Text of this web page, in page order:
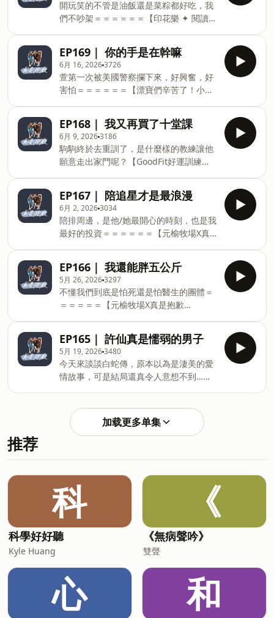
by Fi
by Firstory Hosting
能款、差旅款(適用13/14吋筆電)／15吋差
旅款(適用15/16吋筆電)🏷️ 專屬優惠 輸入
折扣碼【sorry3c】(全小寫) 閱讀科技收納
選品任選2件 享9折優惠 優惠期限：即日
起至 2026/7/2🔗 購買連結：
https://url.inblooom.com/ZAN64＝＝＝
＝＝＝【漂寶們辛苦了！小額贊助來疼
或是用Firstory小額贊助系統，我們也愛
https://open.firstory.me/join/iamsosorry566【贊
助好康
開玩笑的不管是油飯還是菜粽都好吃，我
們不吵架＝＝＝＝＝＝【印花樂 ✦ 閱讀科
上市！6 吋、7.8 吋兩種尺寸可選（購買
前請注意： 此款為通用尺寸設計，非貼合
式，下單前請務必確認尺寸。）筆電包：
13吋機能款、差旅款(適用13/14吋筆電)／
15吋差旅款(適用15/16吋筆電)🏷️ 專屬優
惠 輸入折扣碼【sorry3c】(全小寫) 閱讀
科技收納選品任選2件 享9折優惠 優惠期
限：即日起至 2026/7/2🔗 購買連結：
https://url.inblooom.com/ZAN64＝＝＝
＝＝＝【漂寶們辛苦了！小額贊助來疼
或是用Firstory小額贊助系統，我們也愛
https://open.firstory.me/join/iamsosorry566【贊
助好
EP169｜ 你的手是在幹嘛
6月 16, 20263726
萱第一次被美國警察攔下來，好興奮，好
害怕＝＝＝＝＝＝【漂寶們辛苦了！小額
https://iamsosorry566.socialvip.me/donate
或是用Firstory小額贊助系統，我們也愛
https://open.firstory.me/join/iamsosorry566【贊
助好康】贊助300元以上請私訊真是抱歉
IG留下寄件資訊無論使用哪個平台小額贊
助，只要300元以上即可獲得漂寶神秘小
卡～300元一張，600元兩張，以此類推，
隨機出貨，趕快來蒐集成套吧！ Powered
by Firstory Hosting
EP168｜ 我又再買了十堂課
6月 9, 20263186
駒駒終於去重訓了，是什麼樣的教練讓他
願意走出家門呢？【GoodFit好運訓練
https://www.instagram.com/goodfit.tw?
igsh=b2tsODFlNjJpcmNt＝＝＝＝＝＝
【漂寶們辛苦了！小額贊助來疼愛】
LinePay小額贊助
https://iamsosorry566.socialvip.me/donate
或是用Firstory小額贊助系統，我們也愛
https://open.firstory.me/join/iamsosorry566【贊
助好康】贊助300元以上請私訊真是抱歉
IG留下寄件資訊無論使用哪個平台小額贊
助，只要300元以上即可獲得漂寶神秘小
by Firstory Hosting
EP167｜ 陪追星才是最浪漫
6月 2, 20263034
陪排周邊，是他/她最開心的時刻，也是我
最好的投資＝＝＝＝＝＝【元榆牧場X真
自嚴格把關和確認，提供健康／無添加／
肉質好的雞肉產品。商品皆為冷凍真空包
裝，想吃只要快速覆熱或是退冰烹調即可
享用～漂寶限定組合優惠中，快來逛逛
吧： https://pse.is/94kjrb＝＝＝＝＝＝
【漂寶們辛苦了！小額贊助來疼愛】
LinePay小額贊助
https://iamsosorry566.socialvip.me/donate
或是用Firstory小額贊助系統，我們也愛
https://open.firstory.me/join/iamsosorry566【贊
助，只要300元以上即可獲得漂寶神秘小
卡～300元一張，600元兩張，以此類推，
隨機出貨，趕快來蒐集成套吧！ Powered
EP166｜ 我還能胖五公斤
5月 26, 20263297
不懂我們到底是怕死還是怕醫生的團體＝
＝＝＝＝＝【元榆牧場X真是抱歉
把關和確認，提供健康／無添加／肉質好
的雞肉產品。商品皆為冷凍真空包裝，想
吃只要快速覆熱或是退冰烹調即可享用～
漂寶限定組合優惠中，快來逛逛吧：
https://pse.is/94kjrb＝＝＝＝＝＝【漂
寶們辛苦了！小額贊助來疼愛】LinePay
小額贊助
https://iamsosorry566.socialvip.me/donate
或是用Firstory小額贊助系統，我們也愛
助好康】贊助300元以上請私訊真是抱歉
IG留下寄件資訊無論使用哪個平台小額贊
助，只要300元以上即可獲得漂寶神秘小
卡～300元一張，600元兩張，以此類推，
隨機出貨，趕快來蒐集成套吧！ Powered
EP165｜ 許仙真是懦弱的男子
5月 19, 20263480
今天來談談白蛇傳，原本以為是淒美的愛
情故事，可是結局還真令人意想不到…＝
https://iamsosorry566.socialvip.me/donate
或是用Firstory小額贊助系統，我們也愛
助，只要300元以上即可獲得漂寶神秘小
卡～300元一張，600元兩張，以此類推，
隨機出貨，趕快來蒐集成套吧！ Powered
by Firstory Hosting
加载更多单集
推荐
科
科學好好聽
Kyle Huang
《
《無病聲吟》
雙聲
心 和